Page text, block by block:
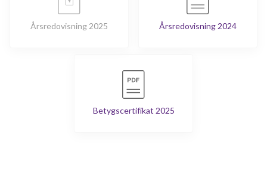
Årsredovisning 2025 Årsredovisning 2024
Betygscertifikat 2025